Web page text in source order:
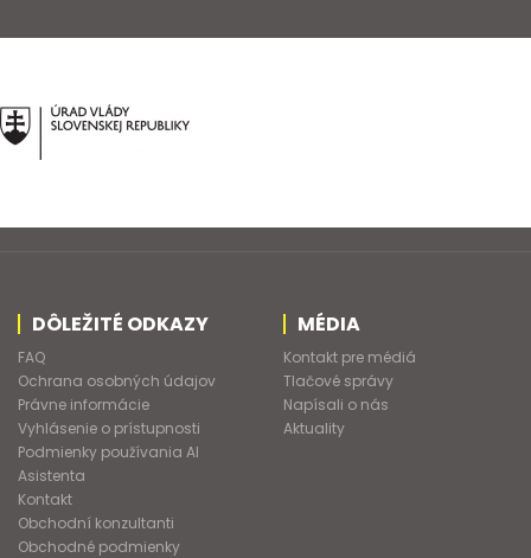
DÔLEŽITÉ ODKAZY
FAQ
Ochrana osobných údajov
Právne informácie
Vyhlásenie o prístupnosti
Podmienky používania AI
Asistenta
Kontakt
Obchodní konzultanti
Obchodné podmienky
MÉDIA
Kontakt pre médiá
Tlačové správy
Napísali o nás
Aktuality